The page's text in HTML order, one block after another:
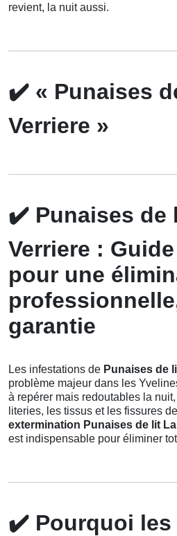
revient, la nuit aussi.
✔️ « Punaises
Verriere »
✔️ Punaises de
Verriere :
pour une
garantie
Les infestations de Punaises de
problème majeur dans les
à repérer mais redoutables la
literies, les tissus et les fissures
extermination Punaises de lit
est indispensable pour éliminer
✔️ Pourquoi